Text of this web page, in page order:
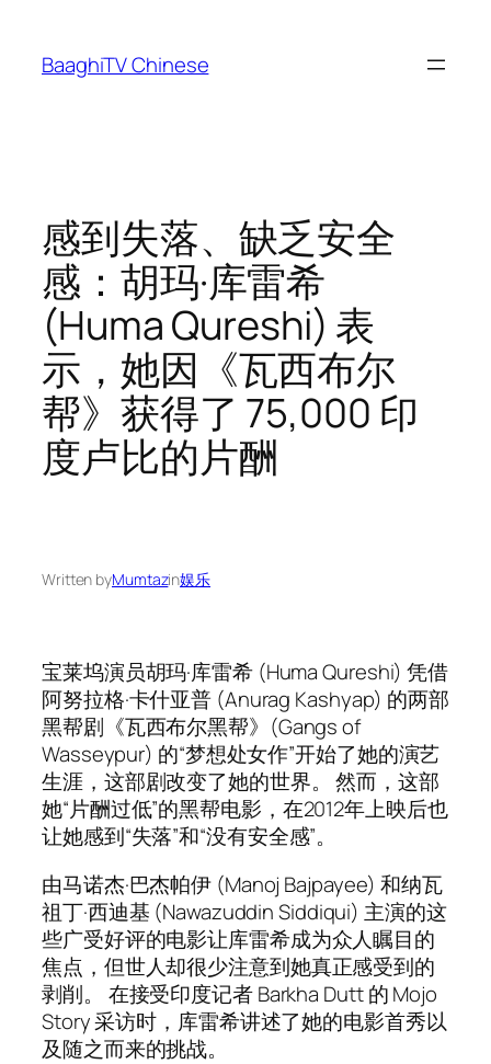
content
BaaghiTV Chinese
感到失落、缺乏安全
感：胡玛·库雷希
(Huma Qureshi) 表
示，她因《瓦西布尔
帮》获得了 75,000 印
度卢比的片酬
Written byMumtazin娱乐
宝莱坞演员胡玛·库雷希 (Huma Qureshi) 凭借
阿努拉格·卡什亚普 (Anurag Kashyap) 的两部
黑帮剧《瓦西布尔黑帮》(Gangs of
Wasseypur) 的“梦想处女作”开始了她的演艺
生涯，这部剧改变了她的世界。 然而，这部
她“片酬过低”的黑帮电影，在2012年上映后也
让她感到“失落”和“没有安全感”。
由马诺杰·巴杰帕伊 (Manoj Bajpayee) 和纳瓦
祖丁·西迪基 (Nawazuddin Siddiqui) 主演的这
些广受好评的电影让库雷希成为众人瞩目的
焦点，但世人却很少注意到她真正感受到的
剥削。 在接受印度记者 Barkha Dutt 的 Mojo
Story 采访时，库雷希讲述了她的电影首秀以
及随之而来的挑战。